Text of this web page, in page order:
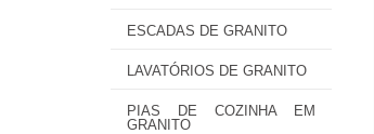
ESCADAS DE GRANITO
LAVATÓRIOS DE GRANITO
PIAS DE COZINHA EM
GRANITO